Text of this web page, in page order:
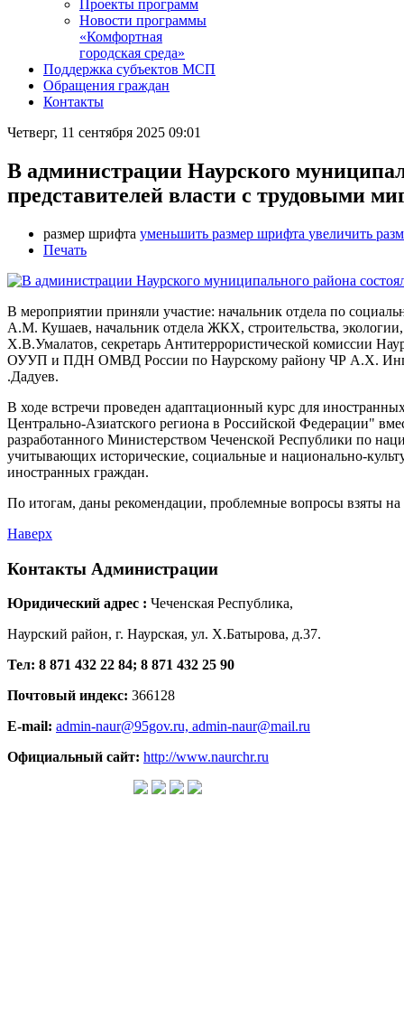
Проекты программ
Новости программы
«Комфортная
городская среда»
Поддержка субъектов МСП
Обращения граждан
Контакты
Четверг, 11 сентября 2025 09:01
В администрации Наурского
представителей власти с трудовыми
размер шрифта уменьшить размер шрифта увеличить
Печать
В мероприятии приняли участие: начальник отдела по
А.М. Кушаев, начальник отдела ЖКХ, строительства,
Х.В.Умалатов, секретарь Антитеррористической комиссии
ОУУП и ПДН ОМВД России по Наурскому району ЧР А.Х.
.Дадуев.
В ходе встречи проведен адаптационный курс для
Центрально-Азиатского региона в Российской Федерации"
разработанного Министерством Чеченской Республики по
учитывающих исторические, социальные и национально-
иностранных граждан.
По итогам, даны рекомендации, проблемные вопросы взяты
Наверх
Контакты Администрации
Юридический адрес : Чеченская Республика,
Наурский район, г. Наурская, ул. Х.Батырова, д.37.
Тел: 8 871 432 22 84; 8 871 432 25 90
Почтовый индекс: 366128
E-mail: admin-naur@95gov.ru, admin-naur@mail.ru
Официальный сайт: http://www.naurchr.ru